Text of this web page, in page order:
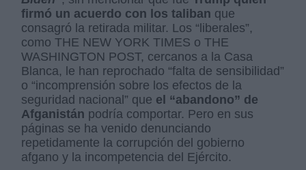
firmó un acuerdo con los taliban que
consagró la retirada militar. Los “liberales”,
como THE NEW YORK TIMES o THE
WASHINGTON POST, cercanos a la Casa
Blanca, le han reprochado “falta de sensibilidad”
o “incomprensión sobre los efectos de la
seguridad nacional” que el “abandono” de
Afganistán podría comportar. Pero en sus
páginas se ha venido denunciando
repetidamente la corrupción del gobierno
afgano y la incompetencia del Ejército.